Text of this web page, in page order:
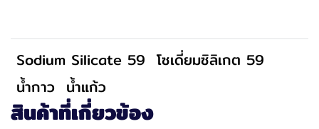
Sodium Silicate 59 โซเดี่ยมซิลิเกต 59
น้ำกาว น้ำแก้ว
สินค้าที่เกี่ยวข้อง